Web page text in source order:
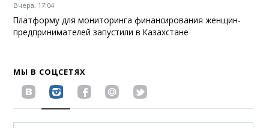
Вчера, 17:04
Платформу для мониторинга финансирования женщин-
предпринимателей запустили в Казахстане
МЫ В СОЦСЕТЯХ